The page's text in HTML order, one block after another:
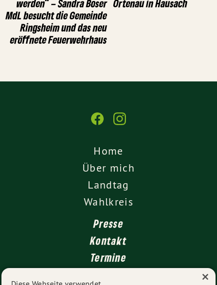
werden“ – Sandra Boser
MdL besucht die Gemeinde
Ringsheim und das neu
eröffnete Feuerwehrhaus
Ortenau in Hausach
Home
Über mich
Landtag
Wahlkreis
Presse
Kontakt
Termine
×